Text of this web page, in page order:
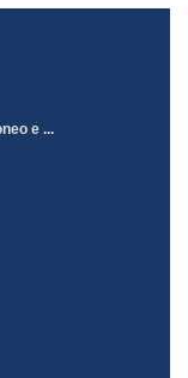
e ...